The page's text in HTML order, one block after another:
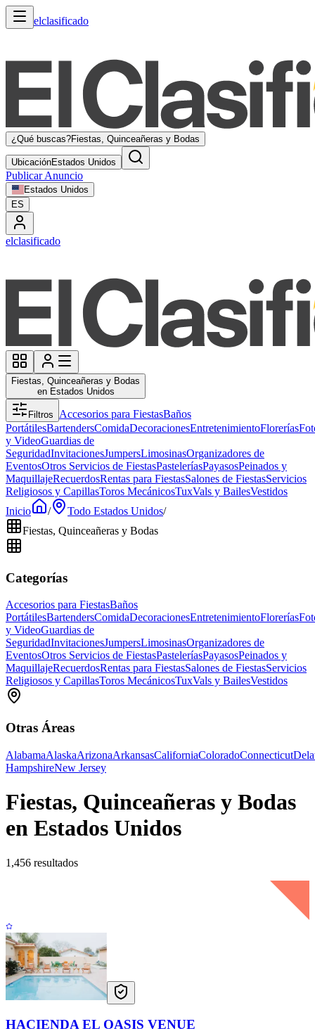
elclasificado
¿Qué buscas?Fiestas, Quinceañeras y Bodas
UbicaciónEstados Unidos
Publicar Anuncio
Estados Unidos
ES
elclasificado
Fiestas, Quinceañeras y Bodas
en Estados Unidos
Filtros Accesorios para FiestasBaños
PortátilesBartendersComidaDecoracionesEntretenimientoFlorerías
y VideoGuardias de
SeguridadInvitacionesJumpersLimosinasOrganizadores de
EventosOtros Servicios de FiestasPasteleríasPayasosPeinados y
MaquillajeRecuerdosRentas para FiestasSalones de FiestasServicios
Religiosos y CapillasToros MecánicosTuxVals y BailesVestidos
Inicio
/ Todo Estados Unidos/
Fiestas, Quinceañeras y Bodas
Categorías
Accesorios para FiestasBaños
PortátilesBartendersComidaDecoracionesEntretenimientoFlorerías
y VideoGuardias de
SeguridadInvitacionesJumpersLimosinasOrganizadores de
EventosOtros Servicios de FiestasPasteleríasPayasosPeinados y
MaquillajeRecuerdosRentas para FiestasSalones de FiestasServicios
Religiosos y CapillasToros MecánicosTuxVals y BailesVestidos
Otras Áreas
AlabamaAlaskaArizonaArkansasCaliforniaColoradoConnecticut
HampshireNew Jersey
Fiestas, Quinceañeras y Bodas
en Estados Unidos
1,456 resultados
HACIENDA EL OASIS VENUE